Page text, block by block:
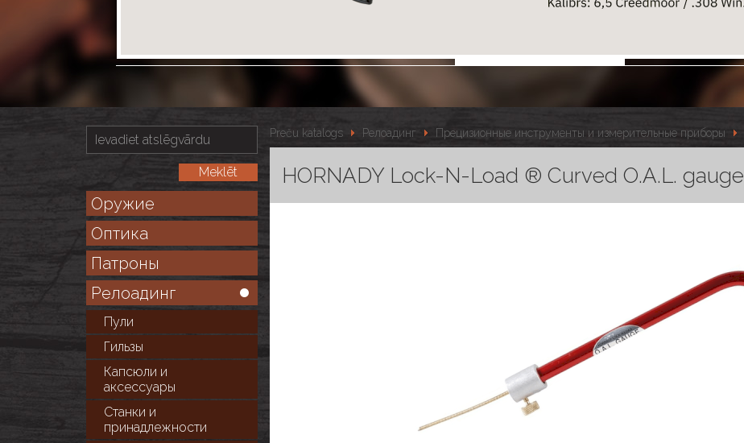
Оружие
Оптика
Патроны
Релоадинг
Пули
Гильзы
Капсюли и
аксессуары
Станки и
принадлежности
Preču katalogs Релоадинг Прецизионные инструменты и измерительные приборы
HORNADY Lock-N-Load ® Curved O.A.L. gauge